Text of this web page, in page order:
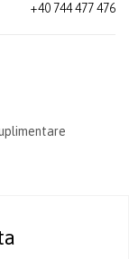
+40 744 477 476